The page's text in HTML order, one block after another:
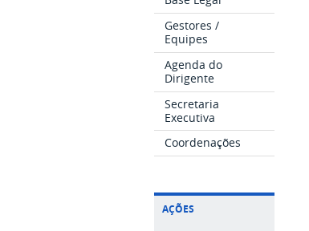
Gestores /
Equipes
Agenda do
Dirigente
Secretaria
Executiva
Coordenações
AÇÕES